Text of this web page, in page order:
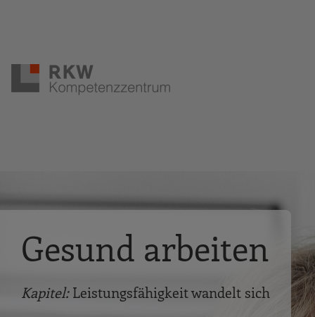
Gesund arbeiten
Kapitel:Leistungsfähigkeit wandelt sich